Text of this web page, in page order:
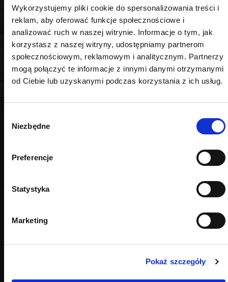
Wykorzystujemy pliki cookie do spersonalizowania treści i
reklam, aby oferować funkcje społecznościowe i
analizować ruch w naszej witrynie. Informacje o tym, jak
korzystasz z naszej witryny, udostępniamy partnerom
społecznościowym, reklamowym i analitycznym. Partnerzy
mogą połączyć te informacje z innymi danymi otrzymanymi
od Ciebie lub uzyskanymi podczas korzystania z ich usług.
zgody
Niezbędne
Preferencje
Statystyka
Marketing
Pokaż szczegóły
1/4", 3/8"
PODOBNE PRODUKTY